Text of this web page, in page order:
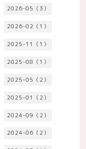
2026-05（3）
2026-02（1）
2025-11（1）
2025-08（1）
2025-05（2）
2025-01（2）
2024-09（2）
2024-06（2）